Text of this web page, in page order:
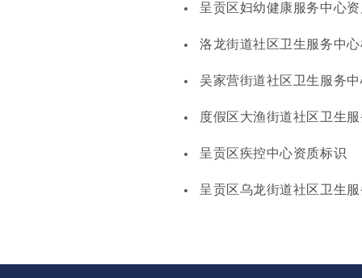
呈贡区妇幼健康服务中心
洛龙街道社区卫生服务中
吴家营街道社区卫生服务
度假区大渔街道社区卫生
呈贡区疾控中心资质标识
呈贡区乌龙街道社区卫生